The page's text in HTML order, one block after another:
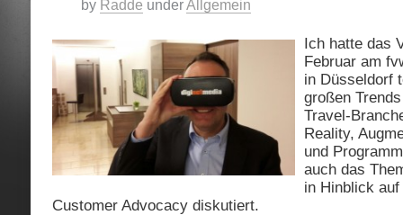
by Radde underAllgemein
Ich hatte das
Februar am
in Düsseldorf
großen
Travel-
Reality,
und
auch das
in Hinblick
Customer Advocacy diskutiert.